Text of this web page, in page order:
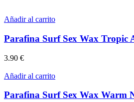
Añadir al carrito
Parafina Surf Sex Wax Tropic
3.90 €
Añadir al carrito
Parafina Surf Sex Wax Warm